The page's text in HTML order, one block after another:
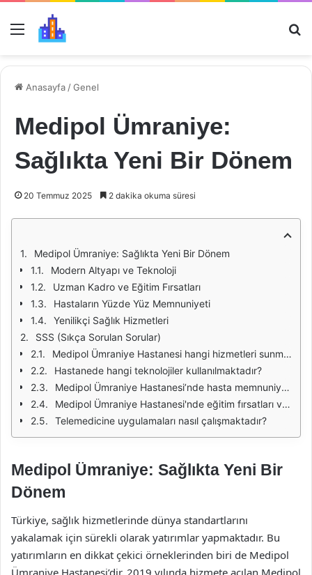
Menü
Anasayfa /Genel
Medipol Ümraniye:
Sağlıkta Yeni Bir Dönem
20 Temmuz 2025 2 dakika okuma süresi
Medipol Ümraniye: Sağlıkta Yeni Bir Dönem
Modern Altyapı ve Teknoloji
Uzman Kadro ve Eğitim Fırsatları
Hastaların Yüzde Yüz Memnuniyeti
Yenilikçi Sağlık Hizmetleri
SSS (Sıkça Sorulan Sorular)
Medipol Ümraniye Hastanesi hangi hizmetleri sunmaktadır?
Hastanede hangi teknolojiler kullanılmaktadır?
Medipol Ümraniye Hastanesi’nde hasta memnuniyeti nasıl sağlanmaktadır?
Medipol Ümraniye Hastanesi'nde eğitim fırsatları var mı?
Telemedicine uygulamaları nasıl çalışmaktadır?
Medipol Ümraniye: Sağlıkta Yeni Bir
Dönem
Türkiye, sağlık hizmetlerinde dünya standartlarını
yakalamak için sürekli olarak yatırımlar yapmaktadır. Bu
yatırımların en dikkat çekici örneklerinden biri de Medipol
Ümraniye Hastanesi’dir. 2019 yılında hizmete açılan Medipol